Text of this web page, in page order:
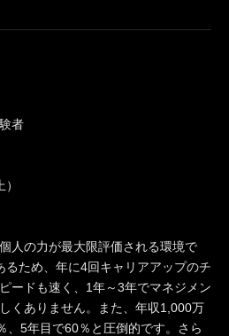
者
人の力が最大限評価される環境で
ため、年に4回キャリアアップのチ
ードも速く、1年～3年でマネジメン
くありません。また、年収1,000万
、5年目で60％と圧倒的です。さら